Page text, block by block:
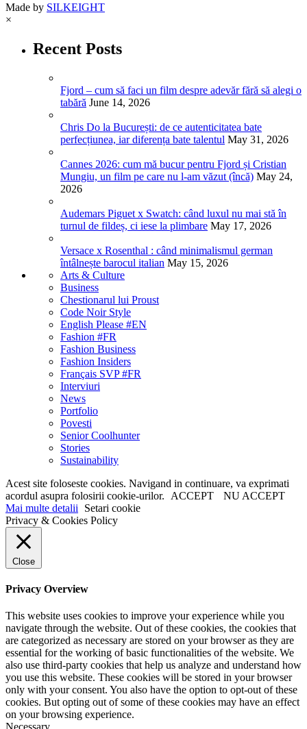
Made by SILKEIGHT
×
Recent Posts
Fjord – cum să faci un film despre adevăr fără să alegi o
tabără June 14, 2026
Chris Do la București: de ce autenticitatea bate
perfecțiunea, iar diferența bate talentul May 31, 2026
Cannes 2026: cum mă bucur pentru Fjord și Cristian
Mungiu, un film pe care nu l-am văzut (încă) May 24,
2026
Audemars Piguet x Swatch: când luxul nu mai stă în
turnul de fildeș, ci iese la plimbare May 17, 2026
Versace x Rosenthal : când minimalismul german
întâlnește barocul italian May 15, 2026
Arts & Culture
Business
Chestionarul lui Proust
Code Noir Style
English Please #EN
Fashion #FR
Fashion Business
Fashion Insiders
Français SVP #FR
Interviuri
News
Portfolio
Povesti
Senior Coolhunter
Stories
Sustainability
Acest site foloseste cookies. Navigand in continuare, va exprimati
acordul asupra folosirii cookie-urilor.
ACCEPT
NU ACCEPT
Mai multe detalii
Setari cookie
Privacy & Cookies Policy
Close
Privacy Overview
This website uses cookies to improve your experience while you
navigate through the website. Out of these cookies, the cookies that
are categorized as necessary are stored on your browser as they are
essential for the working of basic functionalities of the website. We
also use third-party cookies that help us analyze and understand how
you use this website. These cookies will be stored in your browser
only with your consent. You also have the option to opt-out of these
cookies. But opting out of some of these cookies may have an effect
on your browsing experience.